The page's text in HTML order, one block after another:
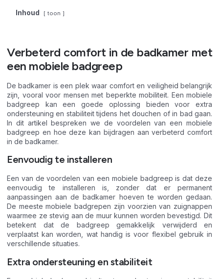
Inhoud toon
Verbeterd comfort in de badkamer met
een mobiele badgreep
De badkamer is een plek waar comfort en veiligheid belangrijk
zijn, vooral voor mensen met beperkte mobiliteit. Een mobiele
badgreep kan een goede oplossing bieden voor extra
ondersteuning en stabiliteit tijdens het douchen of in bad gaan.
In dit artikel bespreken we de voordelen van een mobiele
badgreep en hoe deze kan bijdragen aan verbeterd comfort
in de badkamer.
Eenvoudig te installeren
Een van de voordelen van een mobiele badgreep is dat deze
eenvoudig te installeren is, zonder dat er permanent
aanpassingen aan de badkamer hoeven te worden gedaan.
De meeste mobiele badgrepen zijn voorzien van zuignappen
waarmee ze stevig aan de muur kunnen worden bevestigd. Dit
betekent dat de badgreep gemakkelijk verwijderd en
verplaatst kan worden, wat handig is voor flexibel gebruik in
verschillende situaties.
Extra ondersteuning en stabiliteit